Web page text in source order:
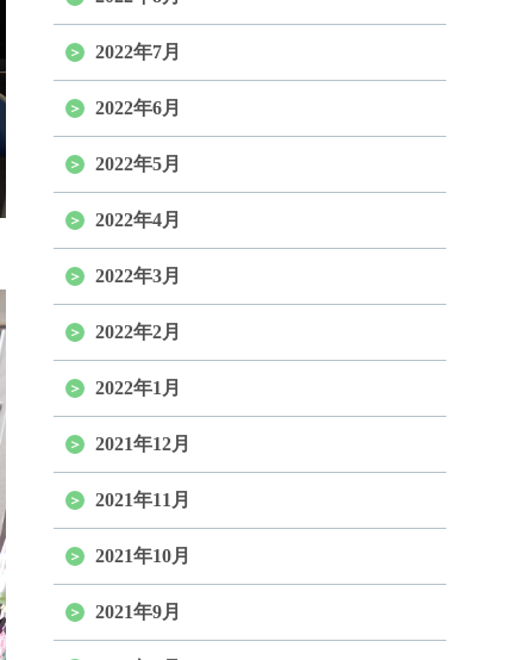
2022年7月
2022年6月
2022年5月
2022年4月
2022年3月
2022年2月
2022年1月
2021年12月
2021年11月
2021年10月
2021年9月